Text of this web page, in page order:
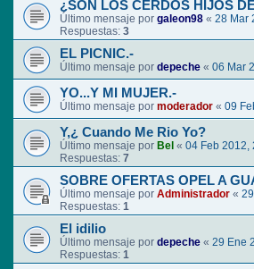
¿SON LOS CERDOS HIJOS
Último mensaje por galeon98 « 28 Mar
Respuestas: 3
EL PICNIC.-
Último mensaje por depeche « 06 Mar
YO...Y MI MUJER.-
Último mensaje por moderador « 09
Y,¿ Cuando Me Rio Yo?
Último mensaje por Bel « 04 Feb 2012,
Respuestas: 7
SOBRE OFERTAS OPEL A
Último mensaje por Administrador «
Respuestas: 1
El idilio
Último mensaje por depeche « 29 Ene
Respuestas: 1